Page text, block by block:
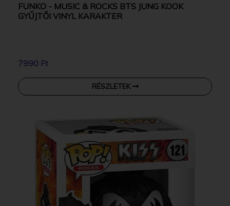
FUNKO - MUSIC & ROCKS BTS JUNG KOOK
GYŰJTŐI VINYL KARAKTER
7990 Ft
RÉSZLETEK